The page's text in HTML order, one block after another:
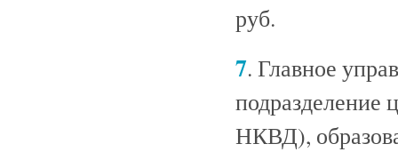
руб.
7. Главное
подразделение
НКВД),